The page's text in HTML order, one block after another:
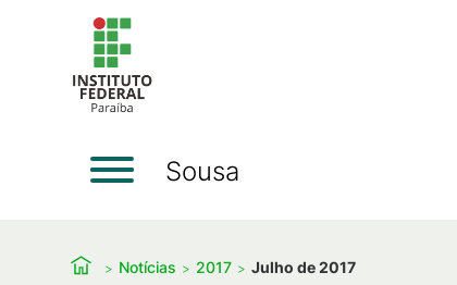
Sousa
Notícias 2017 Julho de 2017